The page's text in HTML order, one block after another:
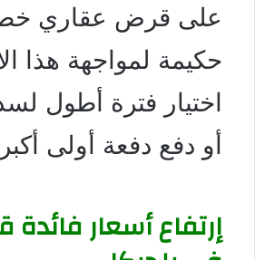
على قرض عقاري
حكيمة لمواجهة هذا
اختيار فترة أطول
أو دفع دفعة أولى
إرتفاع أسعار فائدة